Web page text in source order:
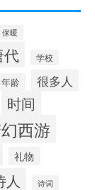
保暖
代 学校
年龄 很多人
时间
西游
礼物
人 诗词